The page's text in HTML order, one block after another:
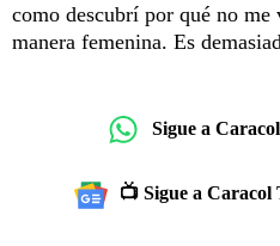
como descubrí por qué no me
manera femenina. Es
Sigue a
📺 Sigue a Caracol